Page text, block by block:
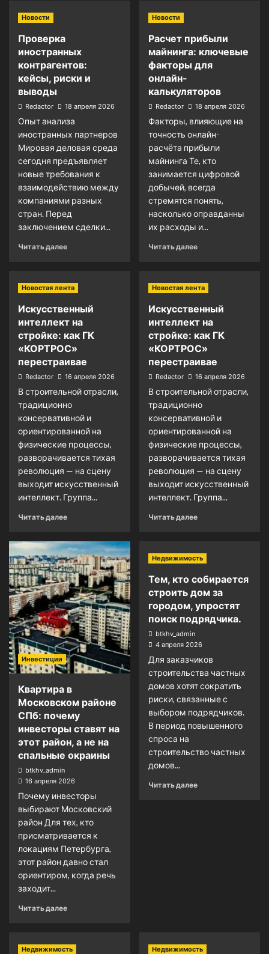
Новости
Проверка
иностранных
контрагентов:
кейсы, риски и
выводы
Redactor 18 апреля 2026
Опыт анализа
иностранных партнеров
Мировая деловая среда
сегодня предъявляет
новые требования к
взаимодействию между
компаниями разных
стран. Перед
заключением сделки...
Читать далее
Новости
Расчет прибыли
майнинга: ключевые
факторы для
онлайн-
калькуляторов
Redactor 18 апреля 2026
Факторы, влияющие на
точность онлайн-
расчёта прибыли
майнинга Те, кто
занимается цифровой
добычей, всегда
стремятся понять,
насколько оправданны
их расходы и...
Читать далее
Новостая лента
Искусственный
интеллект на
стройке: как ГК
«КОРТРОС»
перестраивае
Redactor 16 апреля 2026
В строительной отрасли,
традиционно
консервативной и
ориентированной на
физические процессы,
разворачивается тихая
революция — на сцену
выходит искусственный
интеллект. Группа...
Читать далее
Новостая лента
Искусственный
интеллект на
стройке: как ГК
«КОРТРОС»
перестраивае
Redactor 16 апреля 2026
В строительной отрасли,
традиционно
консервативной и
ориентированной на
физические процессы,
разворачивается тихая
революция — на сцену
выходит искусственный
интеллект. Группа...
Читать далее
Инвестиции
Квартира в
Московском районе
СПб: почему
инвесторы ставят на
этот район, а не на
спальные окраины
btkhv_admin
16 апреля 2026
Почему инвесторы
выбирают Московский
район Для тех, кто
присматривается к
локациям Петербурга,
этот район давно стал
ориентиром, когда речь
заходит...
Читать далее
Недвижимость
Тем, кто собирается
строить дом за
городом, упростят
поиск подрядчика.
btkhv_admin
4 апреля 2026
Для заказчиков
строительства частных
домов хотят сократить
риски, связанные с
выбором подрядчиков.
В период повышенного
спроса на
строительство частных
домов...
Читать далее
Недвижимость Недвижимость